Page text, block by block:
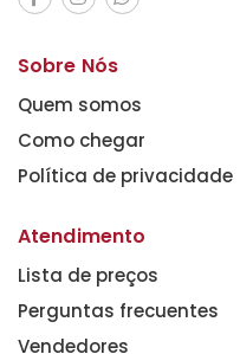
Sobre Nós
Quem somos
Como chegar
Política de privacidade
Atendimento
Lista de preços
Perguntas frecuentes
Vendedores